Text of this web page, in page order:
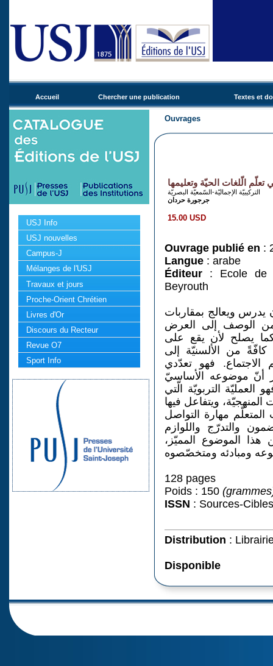
Accueil Chercher une publication Textes et
USJ Info
USJ nouvelles
Campus-J
Mélanges de l'USJ
Travaux et jours
Proche-Orient Chrétien
Livres d'Or
Discours du Recteur
Revue O7
Sport Info
Ouvrages
تعلّم الّلغات الحيّة وتعليمها
التركيبيّة الإجماليّة-السّمعيّة البصريّة
جرجورة حردان
15.00 USD
Ouvrage publié en :
Langue : arabe
Éditeur : Ecole de
Beyrouth
يدرس ويعالج بمقاربات
الوصف إلى العرض
كما يصلح لأن يقع على
من الألسنيّة إلى
فهو تعدّدي
أنّ موضوعه الأساسيّ
التربويّة الّتي
المنهجيّة، ويتفاعل فيها
مهارة التواصل
والتدرّج واللوازم
هذا الموضوع المميّز،
128 pages
Poids : 150
ISSN : Sources-
Distribution :
Disponible